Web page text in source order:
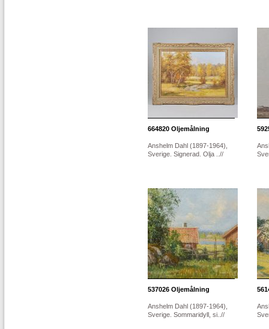
664820 Oljemålning
Anshelm Dahl (1897-1964),
Sverige. Signerad. Olja ..//
537026 Oljemålning
Anshelm Dahl (1897-1964),
Sverige. Sommaridyll, si..//